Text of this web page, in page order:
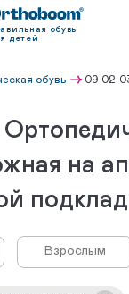
обувь
детей
обувь 09-02-
на
Взрослым